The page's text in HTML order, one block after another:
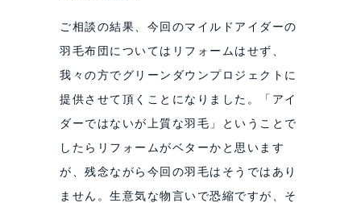
ご相談の結果、今回のマイルドアイダーの
羽毛布団についてはリフォームはせず、
我々の方でグリーンダウンプロジェクトに
提供させて頂くことになりました。「アイ
ダーではないが上質な羽毛」ということで
したらリフォームがベターかと思います
が、残念ながら今回の羽毛はそうではあり
ません。生意気な物言いで恐縮ですが、そ